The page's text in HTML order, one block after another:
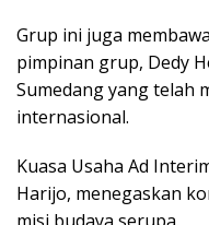
Grup ini juga
pimpinan grup, Dedy
Sumedang yang telah
internasional.
Kuasa Usaha Ad
Harijo, menegaskan